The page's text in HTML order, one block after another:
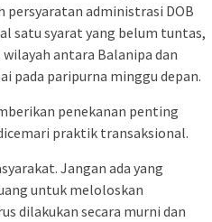
persyaratan administrasi DOB
satu syarat yang belum tuntas,
antara Balanipa dan
pada paripurna minggu depan.
penekanan penting
praktik transaksional.
Jangan ada yang
untuk meloloskan
dilakukan secara murni dan